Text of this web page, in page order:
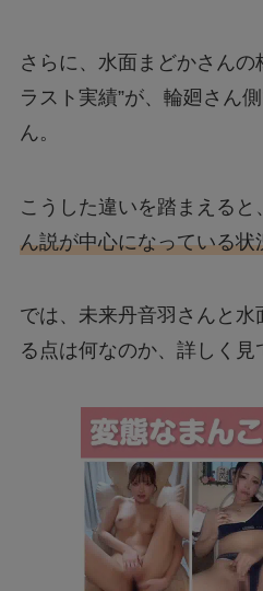
さらに、水面まどかさんの
ラスト実績”が、輪廻さん
ん。
こうした違いを踏まえると、
ん説が中心になっている状
では、未来丹音羽さんと
る点は何なのか、詳しく見